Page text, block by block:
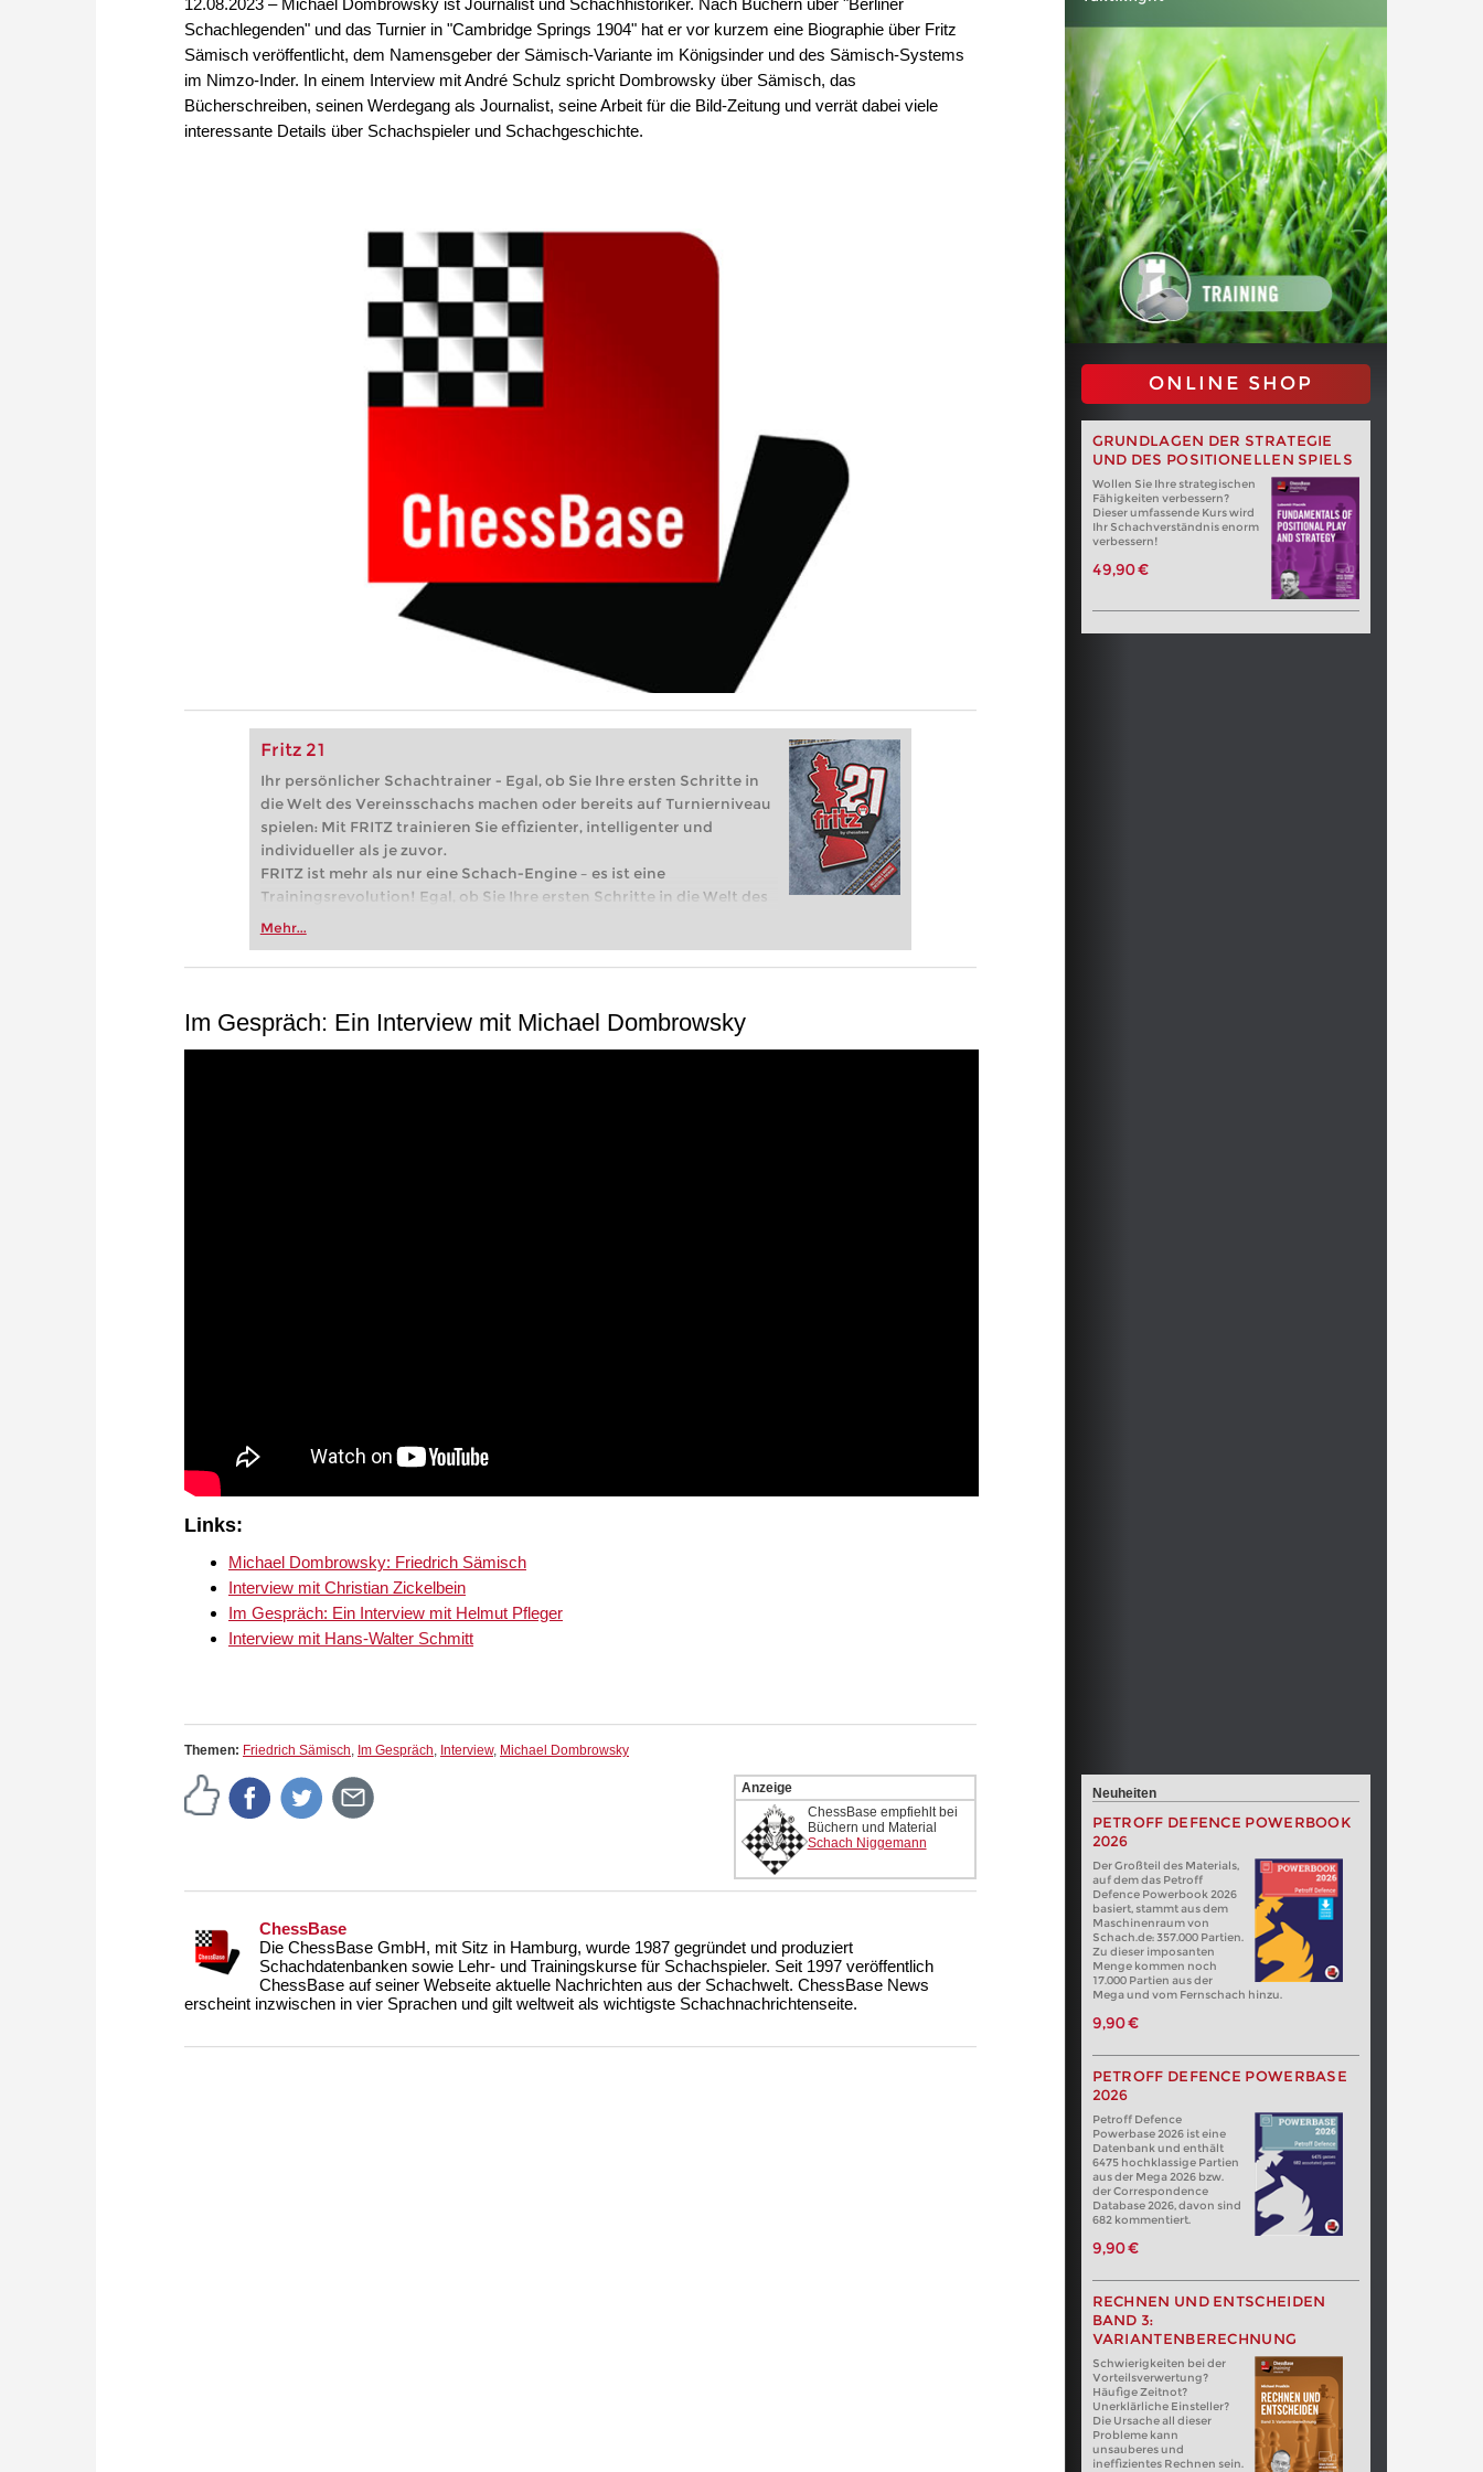
Schachlegenden" und das Turnier in "Cambridge Springs 1904" hat er vor kurzem eine Biographie über Fritz
Sämisch veröffentlicht, dem Namensgeber der Sämisch-Variante im Königsinder und des Sämisch-Systems
im Nimzo-Inder. In einem Interview mit André Schulz spricht Dombrowsky über Sämisch, das
Bücherschreiben, seinen Werdegang als Journalist, seine Arbeit für die Bild-Zeitung und verrät dabei viele
interessante Details über Schachspieler und Schachgeschichte.
Fritz 21
Ihr persönlicher Schachtrainer - Egal, ob Sie Ihre ersten Schritte in
die Welt des Vereinsschachs machen oder bereits auf Turnierniveau
spielen: Mit FRITZ trainieren Sie effizienter, intelligenter und
individueller als je zuvor.
FRITZ ist mehr als nur eine Schach-Engine – es ist eine
Trainingsrevolution! Egal, ob Sie Ihre ersten Schritte in die Welt des
Vereinsschachs machen oder bereits auf Turnierniveau spielen: Mit
zuvor.
Mehr...
ONLINE SHOP
GRUNDLAGEN DER STRATEGIE
UND DES POSITIONELLEN SPIELS
Wollen Sie Ihre strategischen
Fähigkeiten verbessern?
Dieser umfassende Kurs wird
Ihr Schachverständnis enorm
verbessern!
49,90 €
Im Gespräch: Ein Interview mit Michael Dombrowsky
Links:
Michael Dombrowsky: Friedrich Sämisch
Interview mit Christian Zickelbein
Im Gespräch: Ein Interview mit Helmut Pfleger
Interview mit Hans-Walter Schmitt
Themen: Friedrich Sämisch, Im Gespräch, Interview, Michael Dombrowsky
Anzeige
ChessBase empfiehlt bei
Büchern und Material
Schach Niggemann
ChessBase
Die ChessBase GmbH, mit Sitz in Hamburg, wurde 1987 gegründet und produziert
Schachdatenbanken sowie Lehr- und Trainingskurse für Schachspieler. Seit 1997 veröffentlich
ChessBase auf seiner Webseite aktuelle Nachrichten aus der Schachwelt. ChessBase News
erscheint inzwischen in vier Sprachen und gilt weltweit als wichtigste Schachnachrichtenseite.
Neuheiten
PETROFF DEFENCE POWERBOOK
2026
Der Großteil des Materials,
auf dem das Petroff
Defence Powerbook 2026
basiert, stammt aus dem
Maschinenraum von
Schach.de: 357.000 Partien.
Zu dieser imposanten
Menge kommen noch
17.000 Partien aus der
Mega und vom Fernschach hinzu.
9,90 €
PETROFF DEFENCE POWERBASE
2026
Petroff Defence
Powerbase 2026 ist eine
Datenbank und enthält
6475 hochklassige Partien
aus der Mega 2026 bzw.
der Correspondence
Database 2026, davon sind
682 kommentiert.
9,90 €
RECHNEN UND ENTSCHEIDEN
BAND 3:
VARIANTENBERECHNUNG
Schwierigkeiten bei der
Vorteilsverwertung?
Häufige Zeitnot?
Unerklärliche Einsteller?
Die Ursache all dieser
Probleme kann
unsauberes und
ineffizientes Rechnen sein.